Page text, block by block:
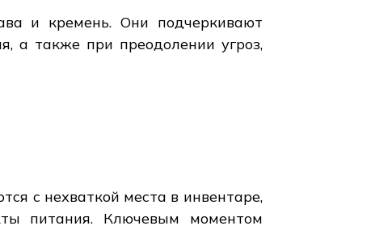
и кремень. Они подчеркивают
а также при преодолении угроз,
с нехваткой места в инвентаре,
питания. Ключевым моментом